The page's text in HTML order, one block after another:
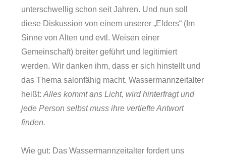
unterschwellig schon seit Jahren. Und nun soll
diese Diskussion von einem unserer „Elders“ (Im
Sinne von Alten und evtl. Weisen einer
Gemeinschaft) breiter geführt und legitimiert
werden. Wir danken ihm, dass er sich hinstellt und
das Thema salonfähig macht. Wassermannzeitalter
heißt:Alles kommt ans Licht, wird hinterfragt und
jede Person selbst muss ihre vertiefte Antwort
finden.
Wie gut: Das Wassermannzeitalter fordert uns